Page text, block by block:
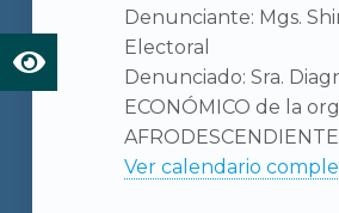
Denunciante: Mgs.
Electoral
Denunciado: Sra.
ECONÓMICO de la
Ver calendario